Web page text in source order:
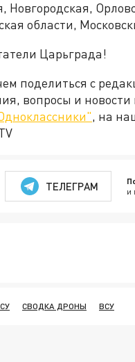
Новгородская,
области,
Царьграда!
поделиться с
вопросы и
, на
ТЕЛЕГРАМ и
СВОДКА ДРОНЫ ВСУ